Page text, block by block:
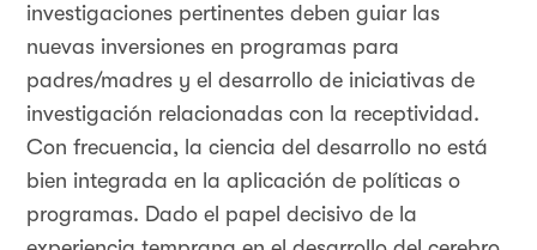
investigaciones pertinentes deben guiar las
nuevas inversiones en programas para
padres/madres y el desarrollo de iniciativas de
investigación relacionadas con la receptividad.
Con frecuencia, la ciencia del desarrollo no está
bien integrada en la aplicación de políticas o
programas. Dado el papel decisivo de la